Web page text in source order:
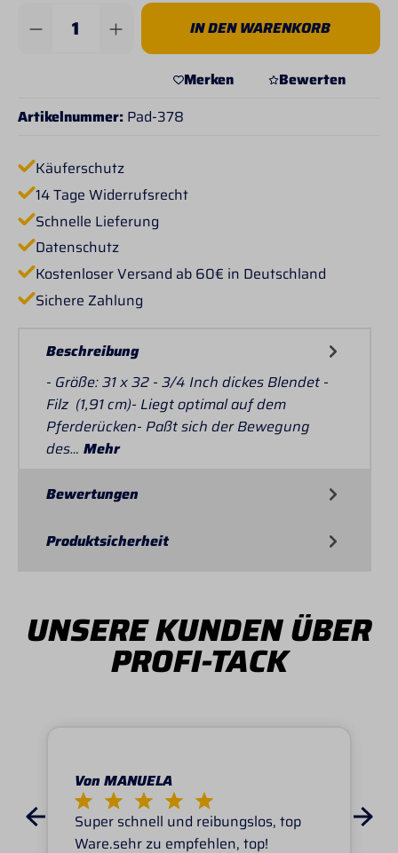
Produkt Anzahl: Gib den gewünschten
IN DEN WARENKORB
Merken
Bewerten
Artikelnummer: Pad-378
Käuferschutz
14 Tage Widerrufsrecht
Schnelle Lieferung
Datenschutz
Kostenloser Versand ab 60€ in Deutschland
Sichere Zahlung
Beschreibung
- Größe: 31 x 32 - 3/4 Inch dickes Blendet -
Filz (1,91 cm)- Liegt optimal auf dem
Pferderücken- Paßt sich der Bewegung
des… Mehr
Bewertungen
Produktsicherheit
UNSERE KUNDEN ÜBER
PROFI-TACK
Von MANUELA
Super schnell und reibungslos, top
Ware.sehr zu empfehlen, top!